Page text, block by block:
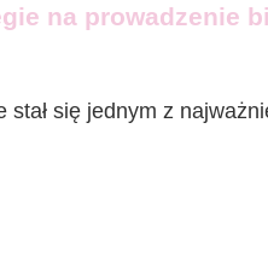
na prowadzenie
się jednym z